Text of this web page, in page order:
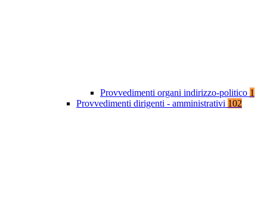
Provvedimenti organi indirizzo-politico 1
Provvedimenti dirigenti - amministrativi 102